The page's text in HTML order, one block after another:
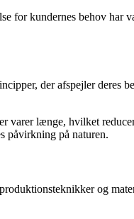
for kundernes behov
der afspejler
varer længe, hvilket
påvirkning på naturen.
og